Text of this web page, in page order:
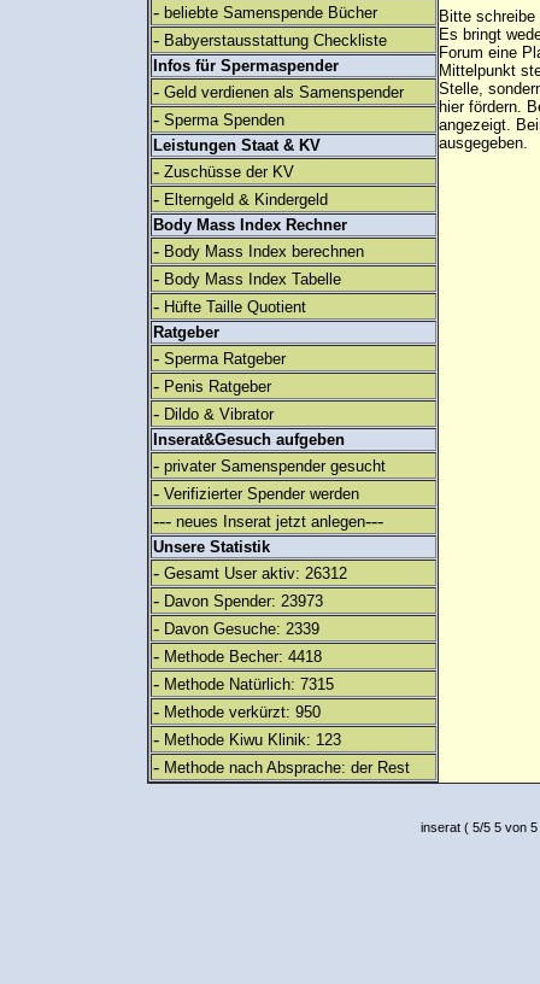
- beliebte Samenspende Bücher
- Babyerstausstattung Checkliste
Infos für Spermaspender
- Geld verdienen als Samenspender
- Sperma Spenden
Leistungen Staat & KV
- Zuschüsse der KV
- Elterngeld & Kindergeld
Body Mass Index Rechner
- Body Mass Index berechnen
- Body Mass Index Tabelle
- Hüfte Taille Quotient
Ratgeber
- Sperma Ratgeber
- Penis Ratgeber
- Dildo & Vibrator
Inserat&Gesuch aufgeben
- privater Samenspender gesucht
- Verifizierter Spender werden
--- neues Inserat jetzt anlegen---
Unsere Statistik
- Gesamt User aktiv: 26312
- Davon Spender: 23973
- Davon Gesuche: 2339
- Methode Becher: 4418
- Methode Natürlich: 7315
- Methode verkürzt: 950
- Methode Kiwu Klinik: 123
- Methode nach Absprache: der Rest
Bitte
Es bringt
Forum eine
Mittelpunkt
Stelle,
hier fördern.
angezeigt.
ausgegeben.
inserat( 5/5 5 von 5